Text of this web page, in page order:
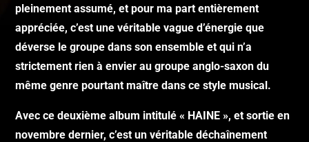
pleinement assumé, et pour ma part entièrement
appréciée, c’est une véritable vague d’énergie que
déverse le groupe dans son ensemble et qui n’a
strictement rien à envier au groupe anglo-saxon du
même genre pourtant maître dans ce style musical.
Avec ce deuxième album intitulé « HAINE », et sortie en
novembre dernier, c’est un véritable déchaînement